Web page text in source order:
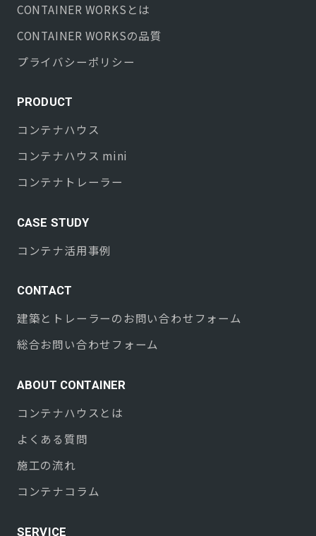
CONTAINER WORKS とは
CONTAINER WORKSの品質
プライバシーポリシー
PRODUCT
コンテナハウス
コンテナハウス mini
コンテナトレーラー
CASE STUDY
コンテナ活用事例
CONTACT
建築とトレーラーのお問い合わせフォーム
総合お問い合わせフォーム
ABOUT CONTAINER
コンテナハウスとは
よくある質問
施工の流れ
コンテナコラム
SERVICE